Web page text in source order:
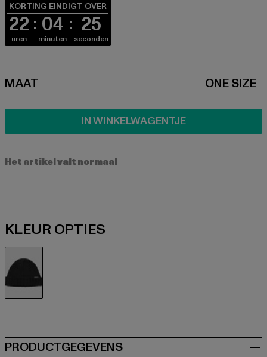
KORTING EINDIGT OVER
22
uren
04
minuten
25
seconden
SIZE
MAAT ONE SIZE
IN WINKELWAGENTJE
Het artikel valt normaal
KLEUR OPTIES
PRODUCTGEGEVENS